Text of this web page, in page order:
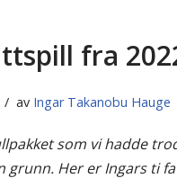
fra
av Ingar Takanobu Hauge
som vi hadde
grunn. Her er Ingars ti